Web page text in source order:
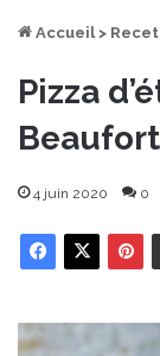
Accueil >
Pizza
Beaufort
4 juin 2020 0